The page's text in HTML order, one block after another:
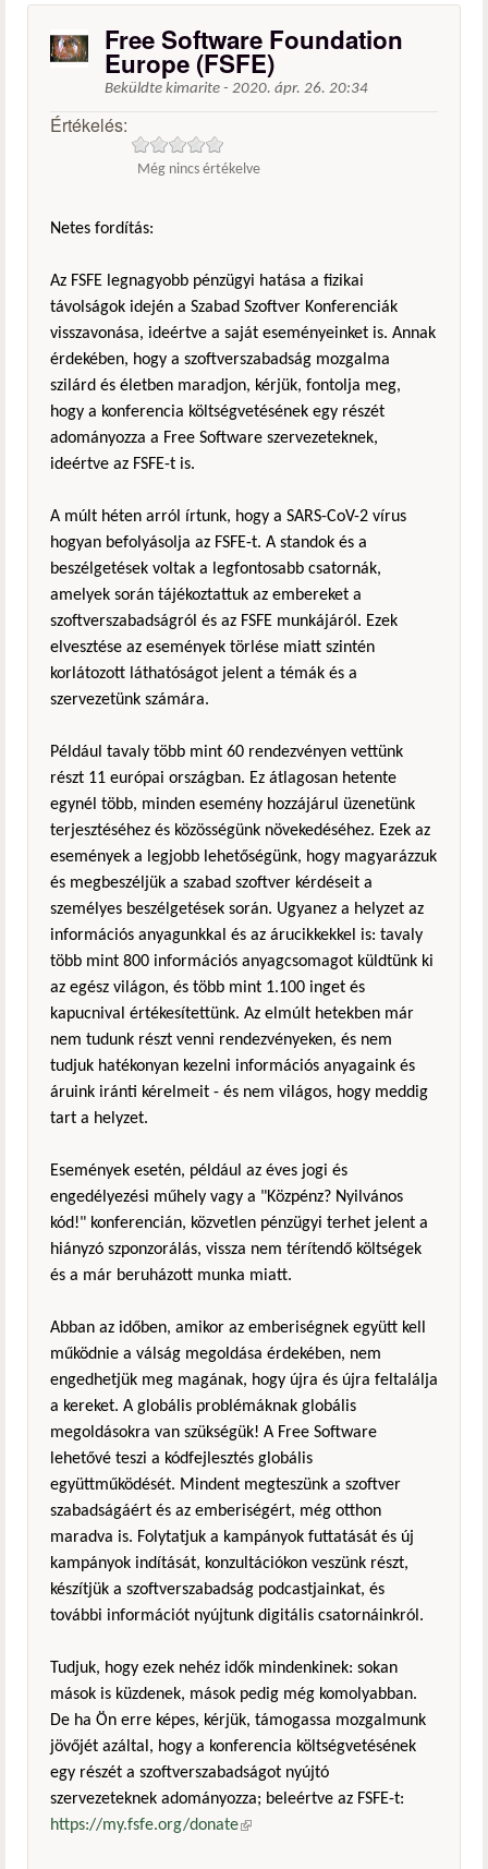
Free Software Foundation
Europe (FSFE)
Beküldte kimarite - 2020. ápr. 26. 20:34
Értékelés:
Még nincs értékelve
Netes fordítás:
Az FSFE legnagyobb pénzügyi hatása a fizikai
távolságok idején a Szabad Szoftver Konferenciák
visszavonása, ideértve a saját eseményeinket is. Annak
érdekében, hogy a szoftverszabadság mozgalma
szilárd és életben maradjon, kérjük, fontolja meg,
hogy a konferencia költségvetésének egy részét
adományozza a Free Software szervezeteknek,
ideértve az FSFE-t is.
A múlt héten arról írtunk, hogy a SARS-CoV-2 vírus
hogyan befolyásolja az FSFE-t. A standok és a
beszélgetések voltak a legfontosabb csatornák,
amelyek során tájékoztattuk az embereket a
szoftverszabadságról és az FSFE munkájáról. Ezek
elvesztése az események törlése miatt szintén
korlátozott láthatóságot jelent a témák és a
szervezetünk számára.
Például tavaly több mint 60 rendezvényen vettünk
részt 11 európai országban. Ez átlagosan hetente
egynél több, minden esemény hozzájárul üzenetünk
terjesztéséhez és közösségünk növekedéséhez. Ezek az
események a legjobb lehetőségünk, hogy magyarázzuk
és megbeszéljük a szabad szoftver kérdéseit a
személyes beszélgetések során. Ugyanez a helyzet az
információs anyagunkkal és az árucikkekkel is: tavaly
több mint 800 információs anyagcsomagot küldtünk ki
az egész világon, és több mint 1.100 inget és
kapucnival értékesítettünk. Az elmúlt hetekben már
nem tudunk részt venni rendezvényeken, és nem
tudjuk hatékonyan kezelni információs anyagaink és
áruink iránti kérelmeit - és nem világos, hogy meddig
tart a helyzet.
Események esetén, például az éves jogi és
engedélyezési műhely vagy a "Közpénz? Nyilvános
kód!" konferencián, közvetlen pénzügyi terhet jelent a
hiányzó szponzorálás, vissza nem térítendő költségek
és a már beruházott munka miatt.
Abban az időben, amikor az emberiségnek együtt kell
működnie a válság megoldása érdekében, nem
engedhetjük meg magának, hogy újra és újra feltalálja
a kereket. A globális problémáknak globális
megoldásokra van szükségük! A Free Software
lehetővé teszi a kódfejlesztés globális
együttműködését. Mindent megteszünk a szoftver
szabadságáért és az emberiségért, még otthon
maradva is. Folytatjuk a kampányok futtatását és új
kampányok indítását, konzultációkon veszünk részt,
készítjük a szoftverszabadság podcastjainkat, és
további információt nyújtunk digitális csatornáinkról.
Tudjuk, hogy ezek nehéz idők mindenkinek: sokan
mások is küzdenek, mások pedig még komolyabban.
De ha Ön erre képes, kérjük, támogassa mozgalmunk
jövőjét azáltal, hogy a konferencia költségvetésének
egy részét a szoftverszabadságot nyújtó
szervezeteknek adományozza; beleértve az FSFE-t:
https://my.fsfe.org/donate(külső hivatkozás)